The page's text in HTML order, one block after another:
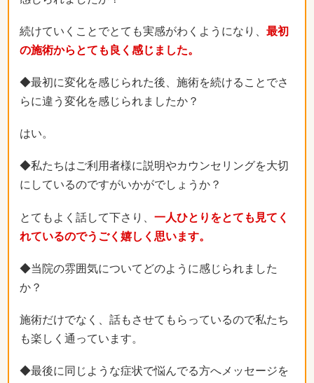
続けていくことでとても実感がわくようになり、 最初
の施術からとても良く感じました。
◆最初に変化を感じられた後、施術を続けることでさ
らに違う変化を感じられましたか？
はい。
◆私たちはご利用者様に説明やカウンセリングを大切
にしているのですがいかがでしょうか？
とてもよく話して下さり、 一人ひとりをとても見てく
れているのでうごく嬉しく思います。
◆当院の雰囲気についてどのように感じられました
か？
施術だけでなく、話もさせてもらっているので私たち
も楽しく通っています。
◆最後に同じような症状で悩んでる方へメッセージを